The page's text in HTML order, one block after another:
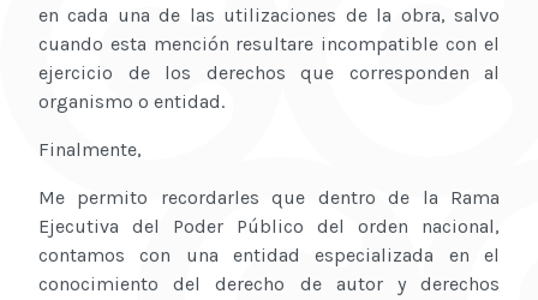
en cada una de las utilizaciones de la obra, salvo
cuando esta mención resultare incompatible con el
ejercicio de los derechos que corresponden al
organismo o entidad.
Finalmente,
Me permito recordarles que dentro de la Rama
Ejecutiva del Poder Público del orden nacional,
contamos con una entidad especializada en el
conocimiento del derecho de autor y derechos